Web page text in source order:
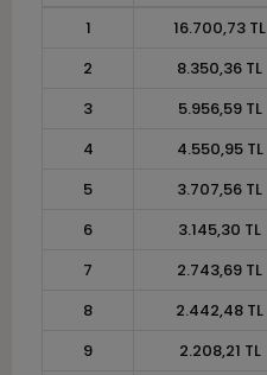
1 16.700,73 TL
2
8.350,36 TL
3
5.956,59 TL
4
4.550,95 TL
5
3.707,56 TL
6
3.145,30 TL
7
2.743,69 TL
8
2.442,48 TL
9
2.208,21 TL